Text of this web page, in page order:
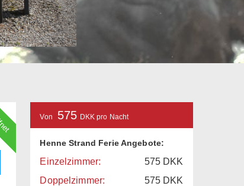
Von 575 DKK pro Nacht
Henne Strand Ferie Angebote:
Einzelzimmer: 575 DKK
Doppelzimmer:
575 DKK